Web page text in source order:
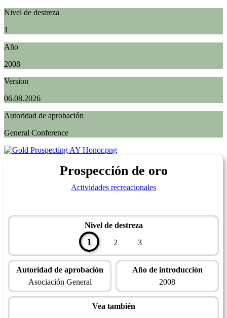
Nivel de destreza
1
Año
2008
Version
06.08.2026
Autoridad de aprobación
General Conference
Prospección de oro
Actividades recreacionales
Nivel de destreza
1 2 3
Autoridad de aprobación
Asociación General
Año de introducción
2008
Vea también